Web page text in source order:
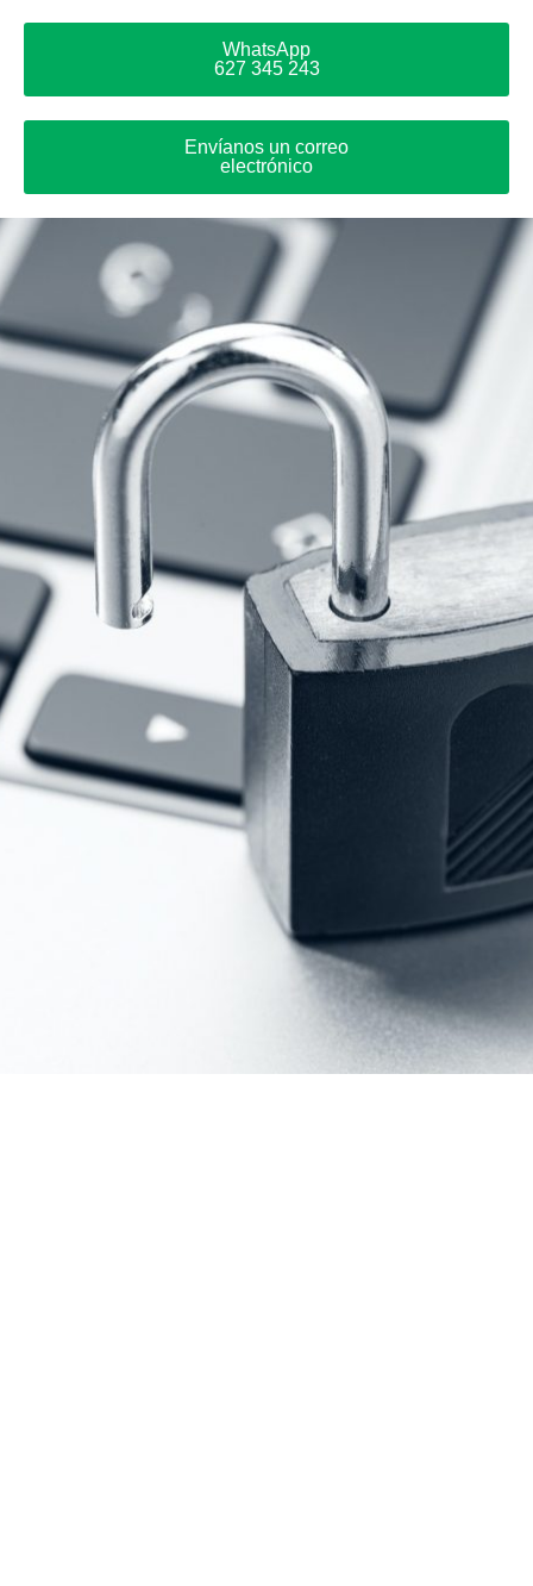
WhatsApp
627 345 243
Envíanos un correo
electrónico